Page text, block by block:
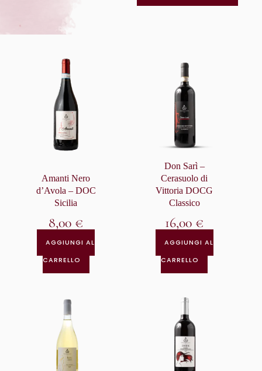
Amanti Nero
d’Avola – DOC
Sicilia
8,00 €
AGGIUNGI AL
CARRELLO
Don Sarì –
Cerasuolo di
Vittoria DOCG
Classico
16,00 €
AGGIUNGI AL
CARRELLO